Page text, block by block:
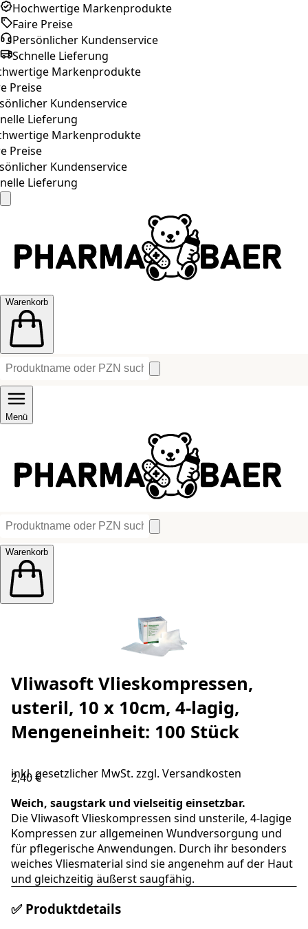
Hochwertige Markenprodukte
Faire Preise
Persönlicher Kundenservice
Schnelle Lieferung
Markenprodukte
Preise
Kundenservice
Lieferung
Markenprodukte
Preise
Kundenservice
Lieferung
Warenkorb
Menü
Warenkorb
Vliwasoft Vlieskompressen,
usteril, 10 x 10cm, 4-lagig,
Mengeneinheit: 100 Stück
inkl. gesetzlicher MwSt. zzgl. Versandkosten
2,40 €
Weich, saugstark und vielseitig einsetzbar.
Die Vliwasoft Vlieskompressen sind unsterile, 4-lagige
Kompressen zur allgemeinen Wundversorgung und
für pflegerische Anwendungen. Durch ihr besonders
weiches Vliesmaterial sind sie angenehm auf der Haut
und gleichzeitig äußerst saugfähig.
✅ Produktdetails